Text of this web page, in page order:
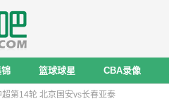
锦 篮球球星 CBA录像
超第14轮 北京国安vs长春亚泰